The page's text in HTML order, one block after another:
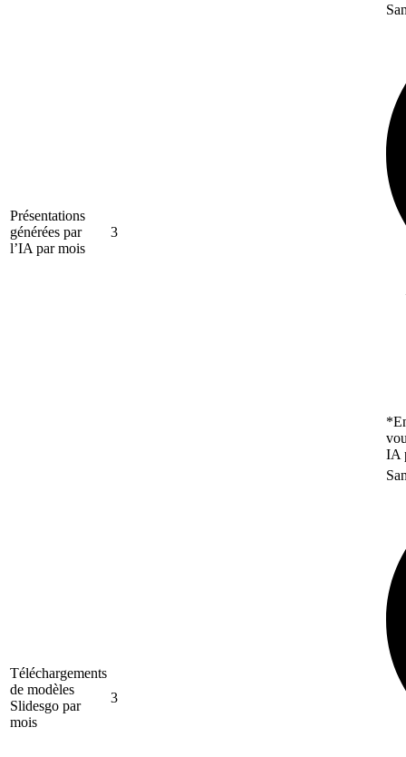
Présentations
générées par
l’IA par mois
3
IA
Téléchargements
de modèles
Slidesgo par
mois
3